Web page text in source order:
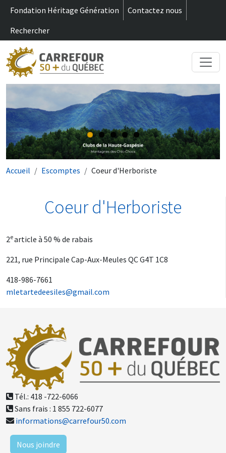
Aller au contenu principal
Fondation Héritage Génération
Contactez nous
Rechercher
Fil d'Ariane
Accueil Escomptes Coeur d'Herboriste
Coeur d'Herboriste
2earticle à 50 % de rabais
221, rue Principale Cap-Aux-Meules QC G4T 1C8
418-986-7661
mletartedeesiles@gmail.com
Tél.: 418 -722-6066
Sans frais : 1 855 722-6077
informations@carrefour50.com
Nous joindre